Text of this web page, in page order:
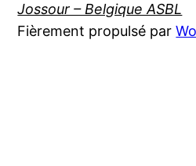
Jossour – Belgique ASBL
Fièrement propulsé par